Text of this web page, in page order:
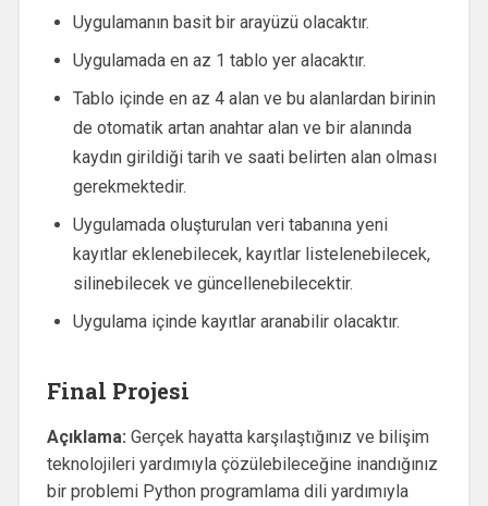
Uygulamanın basit bir arayüzü olacaktır.
Uygulamada en az 1 tablo yer alacaktır.
Tablo içinde en az 4 alan ve bu alanlardan birinin
de otomatik artan anahtar alan ve bir alanında
kaydın girildiği tarih ve saati belirten alan olması
gerekmektedir.
Uygulamada oluşturulan veri tabanına yeni
kayıtlar eklenebilecek, kayıtlar listelenebilecek,
silinebilecek ve güncellenebilecektir.
Uygulama içinde kayıtlar aranabilir olacaktır.
Final Projesi
Açıklama: Gerçek hayatta karşılaştığınız ve bilişim
teknolojileri yardımıyla çözülebileceğine inandığınız
bir problemi Python programlama dili yardımıyla